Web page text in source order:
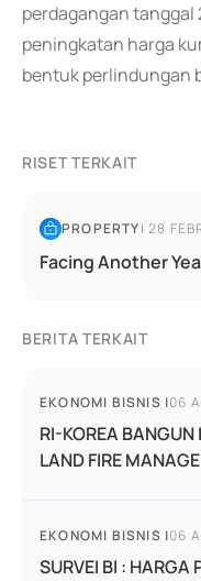
perdagangan tanggal
peningkatan harga
bentuk perlindungan
RISET TERKAIT
PROPERTY|28
Facing Another
BERITA TERKAIT
EKONOMI BISNIS |06
RI-KOREA BANGUN
LAND FIRE
EKONOMI BISNIS |06
SURVEI BI : HARGA